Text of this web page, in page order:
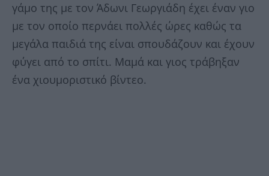
γάμο της με τον Άδωνι Γεωργιάδη έχει έναν γιο
με τον οποίο περνάει πολλές ώρες καθώς τα
μεγάλα παιδιά της είναι σπουδάζουν και έχουν
φύγει από το σπίτι. Μαμά και γιος τράβηξαν
ένα χιουμοριστικό βίντεο.